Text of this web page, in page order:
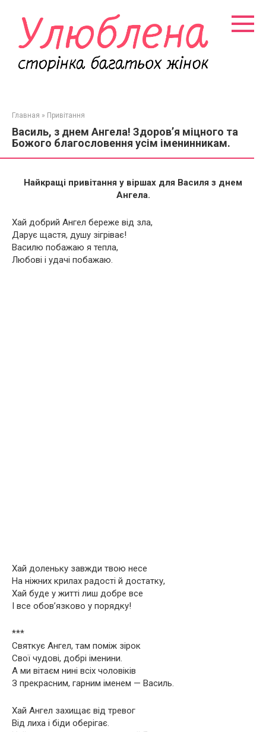
контенту
Главная » Привітання
Василь, з днем Ангела! Здоров’я міцного та
Божого благословення усім іменинникам.
Найкращі привітання у віршах для Василя з днем
Ангела.
Хай добрий Ангел береже від зла,
Дарує щастя, душу зігріває!
Василю побажаю я тепла,
Любові і удачі побажаю.
Хай доленьку завжди твою несе
На ніжних крилах радості й достатку,
Хай буде у житті лиш добре все
І все обов’язково у порядку!
***
Святкує Ангел, там поміж зірок
Свої чудові, добрі іменини.
А ми вітаєм нині всіх чоловіків
З прекрасним, гарним іменем — Василь.
Хай Ангел захищає від тревог
Від лиха і біди оберігає.